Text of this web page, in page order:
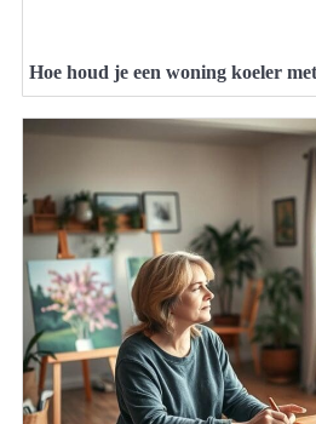
Hoe houd je een woning koeler